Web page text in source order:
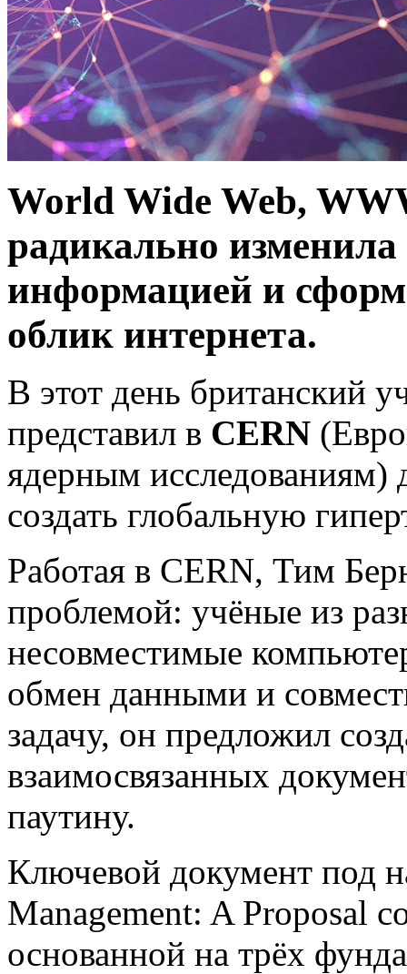
World Wide Web,
радикально
информацией и
облик интернета.
В этот день британский
представил в CERN
ядерным исследованиям)
создать глобальную
Работая в CERN, Тим
проблемой: учёные из
несовместимые
обмен данными и
задачу, он предложил
взаимосвязанных
паутину.
Ключевой документ под
Management: A Proposal
основанной на трёх